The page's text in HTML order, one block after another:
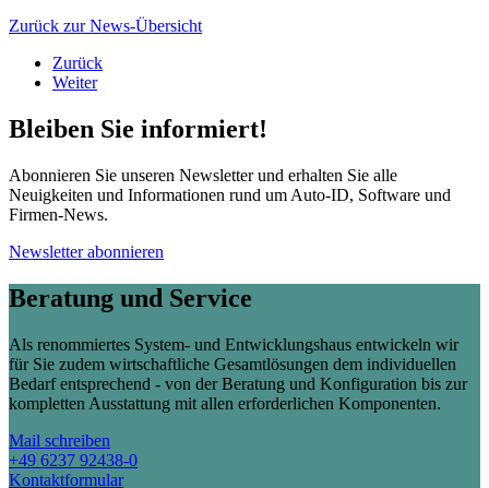
Zurück zur News-Übersicht
Zurück
Weiter
Bleiben Sie informiert!
Abonnieren Sie unseren Newsletter und erhalten Sie alle
Neuigkeiten und Informationen rund um Auto-ID, Software und
Firmen-News.
Newsletter abonnieren
Beratung und Service
Als renommiertes System- und Entwicklungshaus entwickeln wir
für Sie zudem wirtschaftliche Gesamtlösungen dem individuellen
Bedarf entsprechend - von der Beratung und Konfiguration bis zur
kompletten Ausstattung mit allen erforderlichen Komponenten.
Mail schreiben
+49 6237 92438-0
Kontaktformular